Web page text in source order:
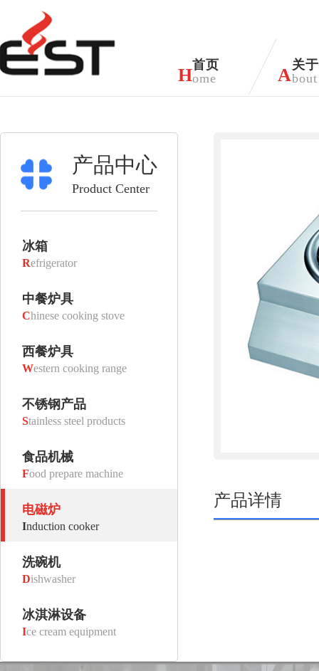
首页
ome
H
关
A
产品中心
Product Center
冰箱
Refrigerator
中餐炉具
Chinese cooking stove
西餐炉具
Western cooking range
不锈钢产品
Stainless steel products
食品机械
Food prepare machine
电磁炉
Induction cooker
洗碗机
Dishwasher
冰淇淋设备
Ice cream equipment
产品详情